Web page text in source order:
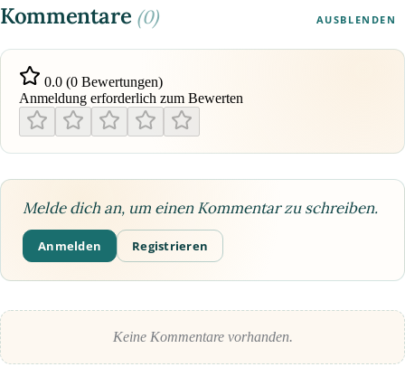
Kommentare (0) AUSBLENDEN
0.0 (0 Bewertungen)
Anmeldung erforderlich zum Bewerten
Melde dich an, um einen Kommentar zu schreiben.
Anmelden Registrieren
Keine Kommentare vorhanden.